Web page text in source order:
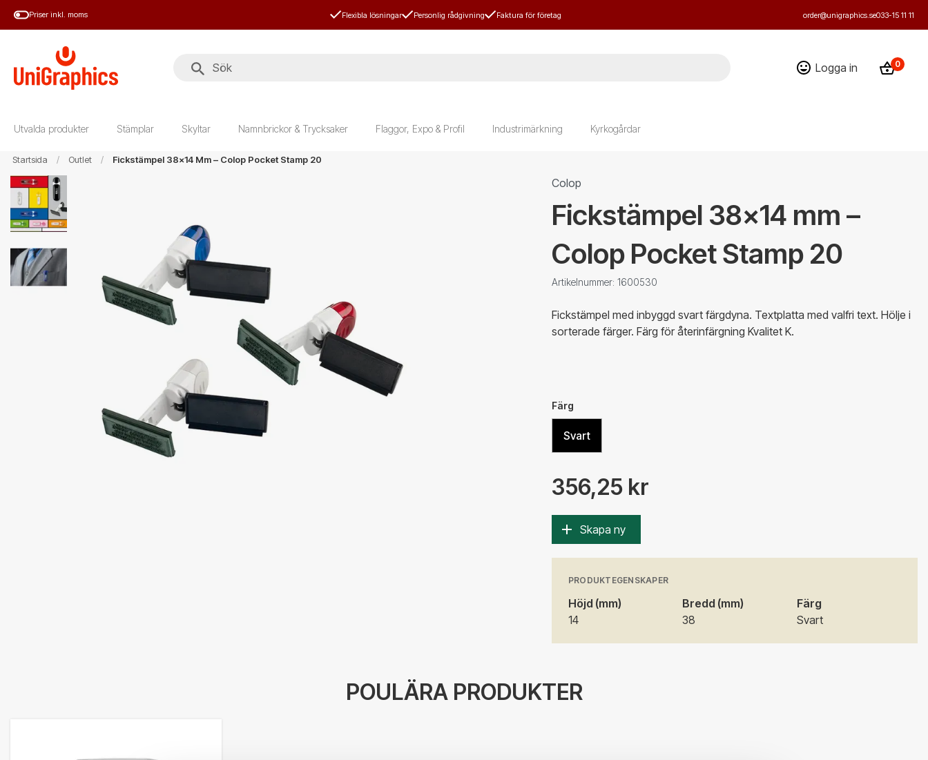
HoppaPriser inkl. moms Flexibla lösningar Personlig rådgivning Faktura för företag order@unigraphics.se033-15 11 11
Logga in 0
Utvalda produkter Stämplar Skyltar Namnbrickor & Trycksaker Flaggor, Expo & Profil Industrimärkning Kyrkogårdar
Startsida Outlet Fickstämpel 38x14 Mm – Colop Pocket Stamp 20
Colop
Fickstämpel 38x14 mm –
Colop Pocket Stamp 20
Artikelnummer: 1600530
Fickstämpel med inbyggd svart färgdyna. Textplatta med valfri text. Hölje i
sorterade färger. Färg för återinfärgning Kvalitet K.
Färg
Svart
356,25 kr
Skapa ny
PRODUKTEGENSKAPER
Höjd (mm)
14
Bredd (mm)
38
Färg
Svart
POULÄRA PRODUKTER